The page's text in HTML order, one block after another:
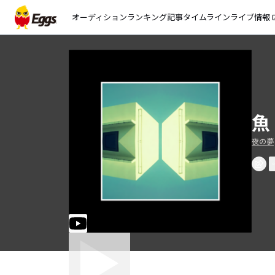
オーディションランキング記事タイムラインライブ情報
魚
夜の夢